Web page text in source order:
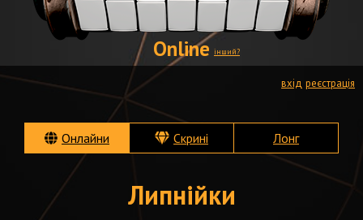
Online інший?
вхід реєстрація
Онлайни Скрині Лонг
Липнійки